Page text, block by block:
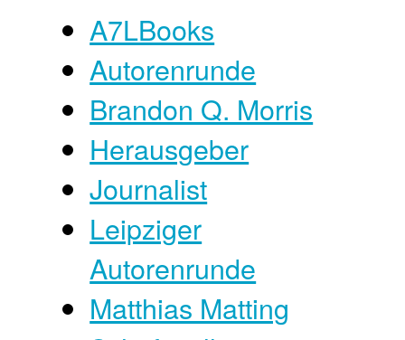
A7LBooks
Autorenrunde
Brandon Q. Morris
Herausgeber
Journalist
Leipziger
Autorenrunde
Matthias Matting